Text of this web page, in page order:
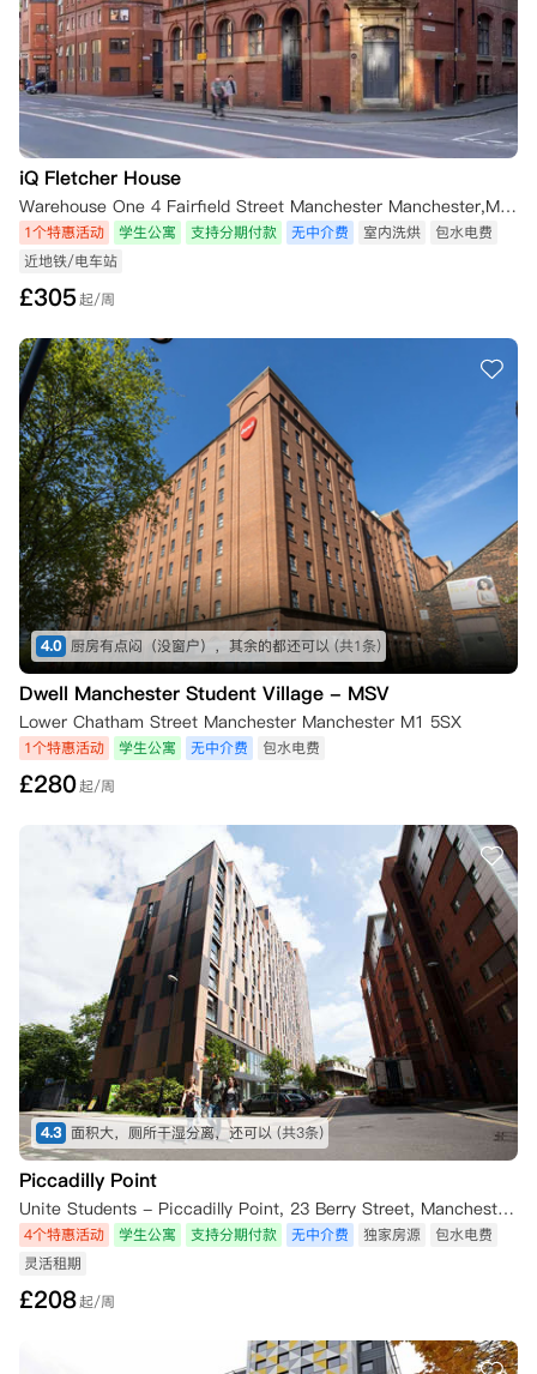
iQ Fletcher House
Warehouse One 4 Fairfield Street Manchester Manchester,M1 3GF 英国
1个特惠活动 学生公寓 支持分期付款 无中介费 室内洗烘
包水电费
近地铁/电车站
£305起/周
4.0 厨房有点闷（没窗户），其余的都还可以 (共1条)
Dwell Manchester Student Village - MSV
Lower Chatham Street Manchester Manchester M1 5SX
1个特惠活动 学生公寓 无中介费 包水电费
£280起/周
4.3 面积大，厕所干湿分离，还可以 (共3条)
Piccadilly Point
Unite Students - Piccadilly Point, 23 Berry Street, Manchester M1 2AD, UK
4个特惠活动 学生公寓 支持分期付款 无中介费 独家房源
包水电费
灵活租期
£208起/周